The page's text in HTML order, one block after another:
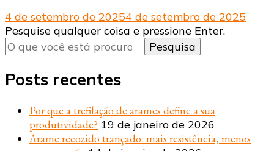
4 de setembro de 20254 de setembro de 2025
Procurando
algo?
Pesquise qualquer coisa e pressione Enter.
Posts recentes
Por que a trefilação de arames define a sua
produtividade? 19 de janeiro de 2026
Arame recozido trançado: mais resistência, menos